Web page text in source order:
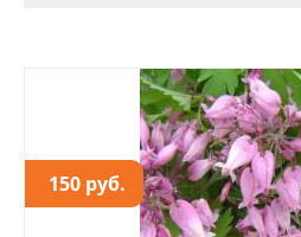
150 руб.